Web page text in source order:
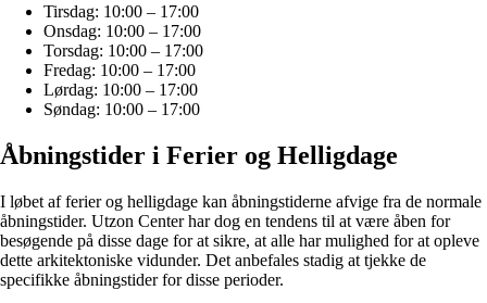
Tirsdag: 10:00 – 17:00
Onsdag: 10:00 – 17:00
Torsdag: 10:00 – 17:00
Fredag: 10:00 – 17:00
Lørdag: 10:00 – 17:00
Søndag: 10:00 – 17:00
Åbningstider i Ferier og Helligdage
I løbet af ferier og helligdage kan åbningstiderne afvige fra de normale
åbningstider. Utzon Center har dog en tendens til at være åben for
besøgende på disse dage for at sikre, at alle har mulighed for at opleve
dette arkitektoniske vidunder. Det anbefales stadig at tjekke de
specifikke åbningstider for disse perioder.